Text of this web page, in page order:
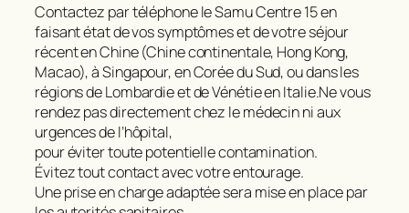
Contactez par téléphone le Samu Centre 15 en
faisant état de vos symptômes et de votre séjour
récent en Chine (Chine continentale, Hong Kong,
Macao), à Singapour, en Corée du Sud, ou dans les
régions de Lombardie et de Vénétie en Italie.Ne vous
rendez pas directement chez le médecin ni aux
urgences de l’hôpital,
pour éviter toute potentielle contamination.
Évitez tout contact avec votre entourage.
Une prise en charge adaptée sera mise en place par